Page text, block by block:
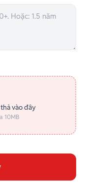
vào đây
10MB